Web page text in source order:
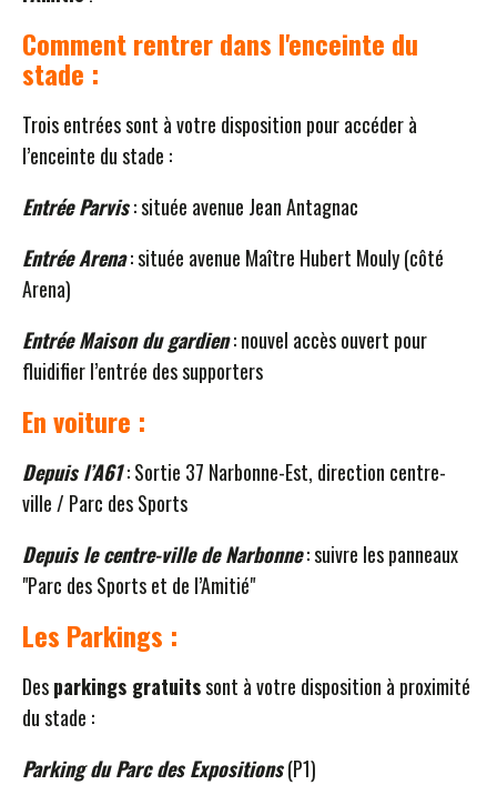
Comment rentrer dans l'enceinte du
stade :
Trois entrées sont à votre disposition pour accéder à
l’enceinte du stade :
Entrée Parvis: située avenue Jean Antagnac
Entrée Arena: située avenue Maître Hubert Mouly (côté
Arena)
Entrée Maison du gardien: nouvel accès ouvert pour
fluidifier l’entrée des supporters
En voiture :
Depuis l’A61: Sortie 37 Narbonne-Est, direction centre-
ville / Parc des Sports
Depuis le centre-ville de Narbonne: suivre les panneaux
"Parc des Sports et de l’Amitié"
Les Parkings :
Desparkings gratuitssont à votre disposition à proximité
du stade :
Parking du Parc des Expositions(P1)